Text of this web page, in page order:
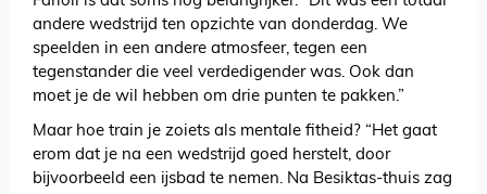
andere wedstrijd ten opzichte van donderdag. We
speelden in een andere atmosfeer, tegen een
tegenstander die veel verdedigender was. Ook dan
moet je de wil hebben om drie punten te pakken.”
Maar hoe train je zoiets als mentale fitheid? “Het gaat
erom dat je na een wedstrijd goed herstelt, door
bijvoorbeeld een ijsbad te nemen. Na Besiktas-thuis zag